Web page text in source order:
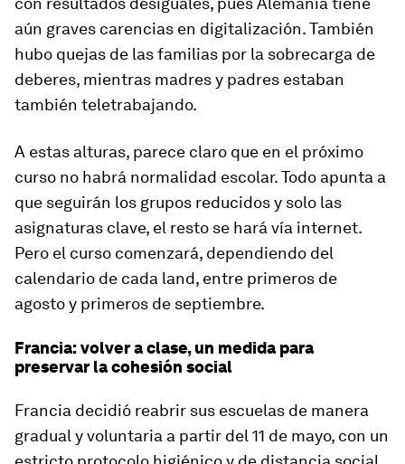
aún graves carencias en digitalización. También
hubo quejas de las familias por la sobrecarga de
deberes, mientras madres y padres estaban
también teletrabajando.
A estas alturas, parece claro que en el próximo
curso no habrá normalidad escolar. Todo apunta a
que seguirán los grupos reducidos y solo las
asignaturas clave, el resto se hará vía internet.
Pero el curso comenzará, dependiendo del
calendario de cada land, entre primeros de
agosto y primeros de septiembre.
Francia: volver a clase, un medida para
preservar la cohesión social
Francia decidió reabrir sus escuelas de manera
gradual y voluntaria a partir del 11 de mayo, con un